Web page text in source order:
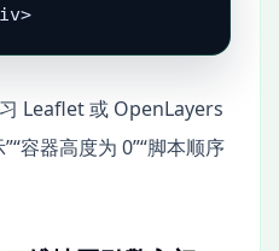
Leaflet 或 OpenLayers
容器高度为 0”“脚本顺序